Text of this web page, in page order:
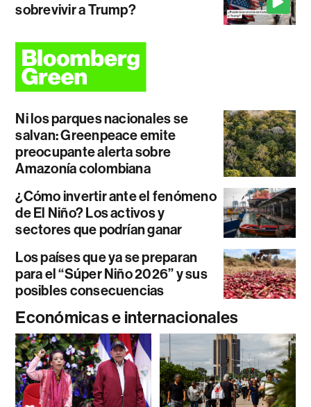
sobrevivir a Trump?
Ni los parques nacionales se
salvan: Greenpeace emite
preocupante alerta sobre
Amazonía colombiana
¿Cómo invertir ante el fenómeno
de El Niño? Los activos y
sectores que podrían ganar
Los países que ya se preparan
para el “Súper Niño 2026” y sus
posibles consecuencias
Económicas e internacionales